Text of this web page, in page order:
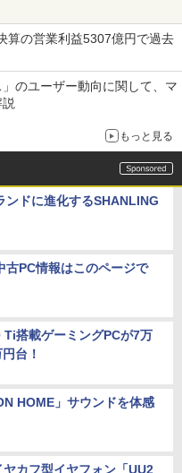
算の営業利益5307億円で過去
のユーザー動向に関して、マ
説
もっと見る
ンドに進化するSHANLING
古PC情報はこのページで
搭載ゲーミングPCが7万
台！
HOME」サウンドを体感
カフ型イヤフォン「UU2